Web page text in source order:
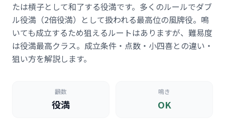
たは槓子として和了する役満です。多くのルールでダブ
ル役満（2倍役満）として扱われる最高位の風牌役。鳴
いても成立するため狙えるルートはありますが、難易度
は役満最高クラス。成立条件・点数・小四喜との違い・
狙い方を解説します。
飜数
役満
鳴き
OK